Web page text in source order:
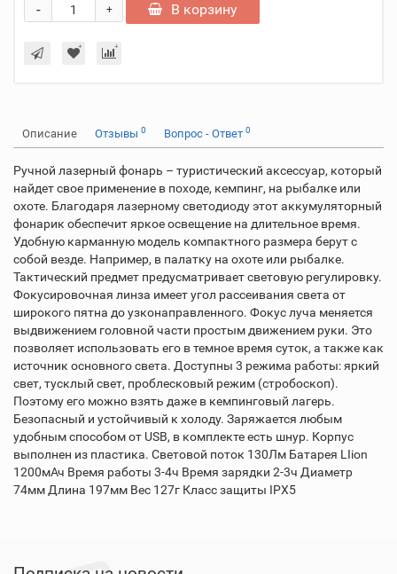
+
- В корзину
Описание Отзывы 0 Вопрос - Ответ 0
Ручной лазерный фонарь – туристический аксессуар, который
найдет свое применение в походе, кемпинг, на рыбалке или
охоте. Благодаря лазерному светодиоду этот аккумуляторный
фонарик обеспечит яркое освещение на длительное время.
Удобную карманную модель компактного размера берут с
собой везде. Например, в палатку на охоте или рыбалке.
Тактический предмет предусматривает световую регулировку.
Фокусировочная линза имеет угол рассеивания света от
широкого пятна до узконаправленного. Фокус луча меняется
выдвижением головной части простым движением руки. Это
позволяет использовать его в темное время суток, а также как
источник основного света. Доступны 3 режима работы: яркий
свет, тусклый свет, проблесковый режим (стробоскоп).
Поэтому его можно взять даже в кемпинговый лагерь.
Безопасный и устойчивый к холоду. Заряжается любым
удобным способом от USB, в комплекте есть шнур. Корпус
выполнен из пластика. Световой поток 130Лм Батарея LIion
1200мАч Время работы 3-4ч Время зарядки 2-3ч Диаметр
74мм Длина 197мм Вес 127г Класс защиты IPX5